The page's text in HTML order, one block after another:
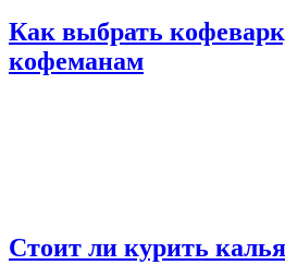
Как выбрать
кофеманам
Стоит ли курить